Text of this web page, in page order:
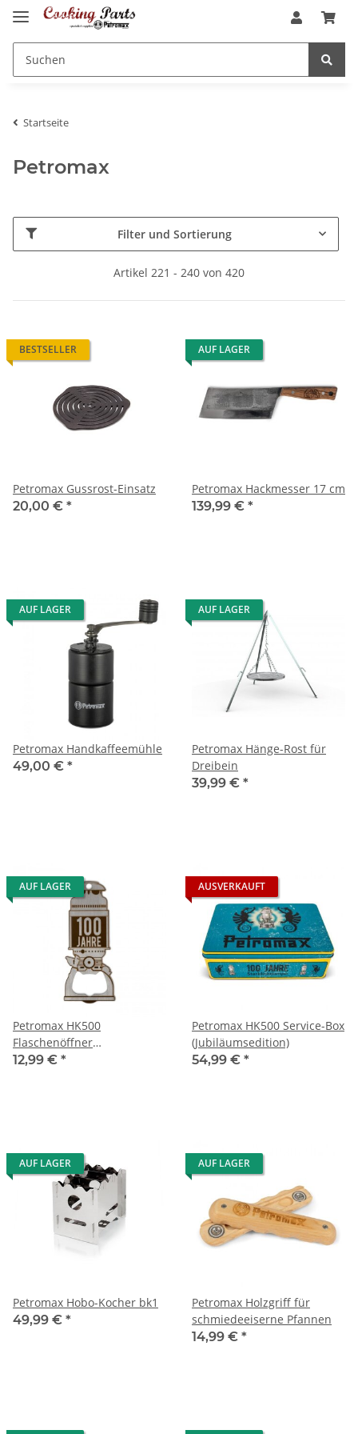
Startseite
Petromax
Filter und Sortierung
Artikel 221 - 240 von 420
BESTSELLER
Petromax Gussrost-Einsatz
20,00 € *
AUF LAGER
Petromax Hackmesser 17 cm
139,99 € *
AUF LAGER
Petromax Handkaffeemühle
49,00 € *
AUF LAGER
Petromax Hänge-Rost für
Dreibein
39,99 € *
AUF LAGER
Petromax HK500
Flaschenöffner
(Jubiläumsedition)
12,99 € *
AUSVERKAUFT
Petromax HK500 Service-Box
(Jubiläumsedition)
54,99 € *
AUF LAGER
Petromax Hobo-Kocher bk1
49,99 € *
AUF LAGER
Petromax Holzgriff für
schmiedeeiserne Pfannen
14,99 € *